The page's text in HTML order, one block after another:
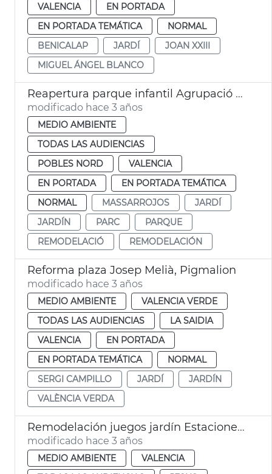
VALENCIA
EN PORTADA
EN PORTADA TEMÁTICA
NORMAL
BENICALAP
JARDÍ
JOAN XXIII
MIGUEL ÁNGEL BLANCO
Reapertura parque infantil Agrupació Musical de Massarrojos
modificado hace 3 años
MEDIO AMBIENTE
TODAS LAS AUDIENCIAS
POBLES NORD
VALENCIA
EN PORTADA
EN PORTADA TEMÁTICA
NORMAL
MASSARROJOS
JARDÍ
JARDÍN
PARC
PARQUE
REMODELACIÓ
REMODELACIÓN
Reforma plaza Josep Melià, Pigmalion
modificado hace 3 años
MEDIO AMBIENTE
VALENCIA VERDE
TODAS LAS AUDIENCIAS
LA SAIDIA
VALENCIA
EN PORTADA
EN PORTADA TEMÁTICA
NORMAL
SERGI CAMPILLO
JARDÍ
JARDÍN
VALÈNCIA VERDA
Remodelación juegos jardín Estacioneta de Jesús
modificado hace 3 años
MEDIO AMBIENTE
VALENCIA